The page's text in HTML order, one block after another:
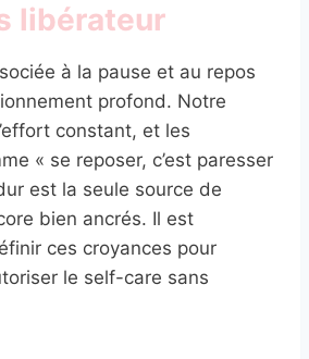
libérateur
à la pause et au repos
profond. Notre
constant, et les
« se reposer, c’est paresser
est la seule source de
bien ancrés. Il est
ces croyances pour
le self-care sans